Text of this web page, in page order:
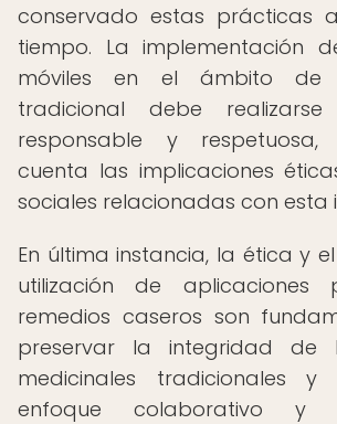
conservado estas prácticas
tiempo. La implementación
móviles en el ámbito de
tradicional debe
responsable y
cuenta las implicaciones
sociales relacionadas con esta
En última instancia, la ética y
utilización de aplicaciones
remedios caseros son
preservar la integridad de
medicinales tradicionales
enfoque colaborativo y